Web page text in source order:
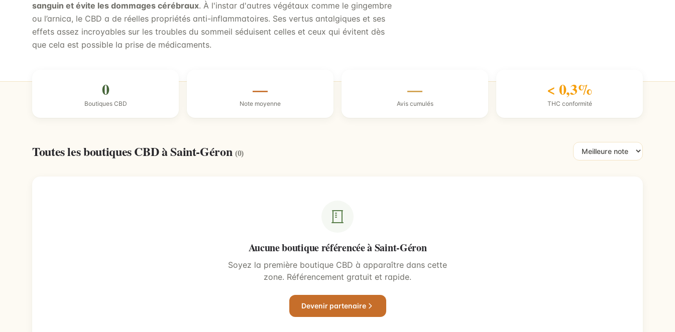
sanguin et évite les dommages cérébraux. À l'instar d'autres végétaux comme le gingembre
ou l’arnica, le CBD a de réelles propriétés anti-inflammatoires. Ses vertus antalgiques et ses
effets assez incroyables sur les troubles du sommeil séduisent celles et ceux qui évitent dès
que cela est possible la prise de médicaments.
0
Boutiques CBD
—
Note moyenne
—
Avis cumulés
< 0,3%
THC conformité
Toutes les boutiques CBD à Saint-Géron (0)
Aucune boutique référencée à Saint-Géron
Soyez la première boutique CBD à apparaître dans cette
zone. Référencement gratuit et rapide.
Devenir partenaire